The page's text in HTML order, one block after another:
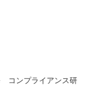
コンプライアンス研